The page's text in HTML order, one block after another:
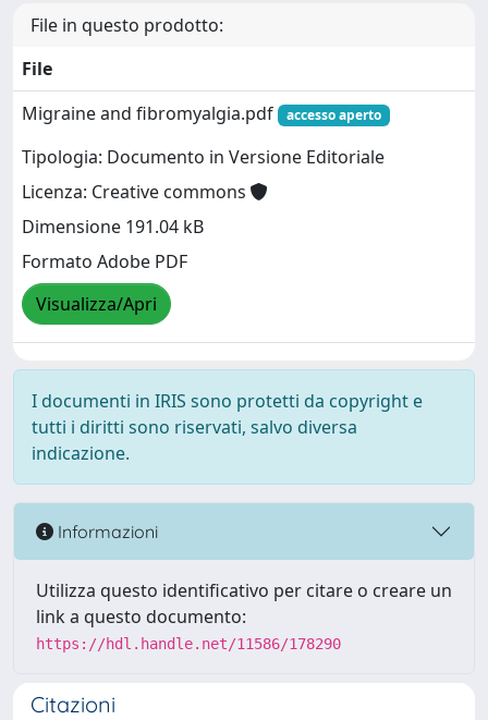
File in questo prodotto:
File
Migraine and fibromyalgia.pdf
accesso aperto
Tipologia: Documento in Versione Editoriale
Licenza: Creative commons
Dimensione 191.04 kB
Formato Adobe PDF
Visualizza/Apri
I documenti in IRIS sono protetti da copyright e
tutti i diritti sono riservati, salvo diversa
indicazione.
Informazioni
Utilizza questo identificativo per citare o creare un
link a questo documento:
https://hdl.handle.net/11586/178290
Citazioni